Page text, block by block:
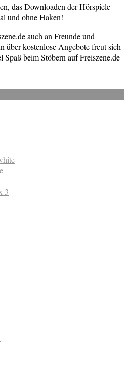
das Downloaden der Hörspiele
und ohne Haken!
auch an Freunde und
über kostenlose Angebote freut sich
beim Stöbern auf Freiszene.de
3